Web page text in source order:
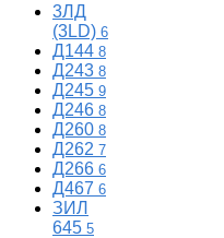
3ЛД
(3LD) 6
Д144 8
Д243 8
Д245 9
Д246 8
Д260 8
Д262 7
Д266 6
Д467 6
ЗИЛ
645 5